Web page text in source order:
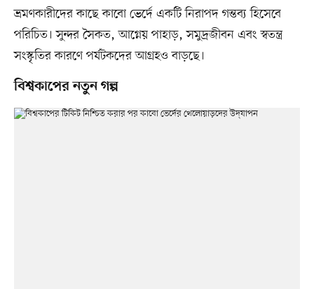
ভ্রমণকারীদের কাছে কাবো ভের্দে একটি নিরাপদ গন্তব্য হিসেবে
পরিচিত। সুন্দর সৈকত, আগ্নেয় পাহাড়, সমুদ্রজীবন এবং স্বতন্ত্র
সংস্কৃতির কারণে পর্যটকদের আগ্রহও বাড়ছে।
বিশ্বকাপের নতুন গল্প